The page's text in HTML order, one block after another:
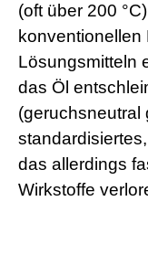
(oft über 200
Lösungsmitteln
das Öl
(geruchsneutral
das allerdings
Wirkstoffe